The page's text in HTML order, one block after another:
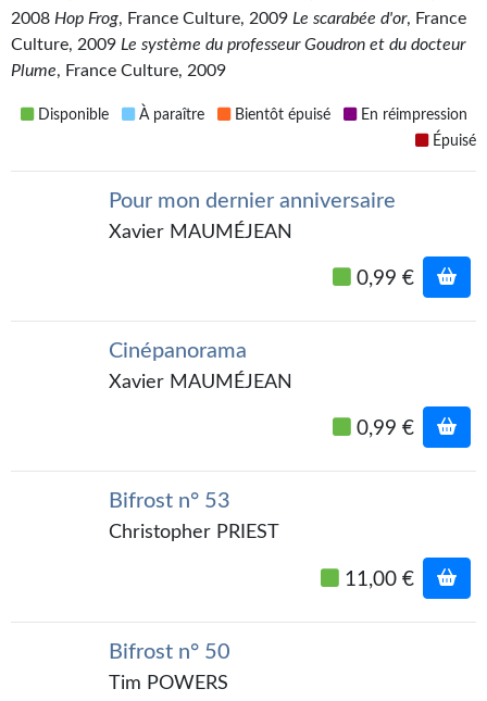
Gratuit
Sans DRM
BIFROST
Tous les numéros
En numérique
Goodies Gotland
Tirages d’art Une Heure-Lumière
Revue de presse
2008 Hop Frog, France Culture, 2009 Le scarabée d'or, France
Culture, 2009 Le système du professeur Goudron et du docteur
Plume, France Culture, 2009
Disponible À paraître Bientôt épuisé
En réimpression
Épuisé
Pour mon dernier anniversaire
Xavier MAUMÉJEAN
0,99 €
Cinépanorama
Xavier MAUMÉJEAN
0,99 €
Bifrost n° 53
Christopher PRIEST
11,00 €
Bifrost n° 50
Tim POWERS